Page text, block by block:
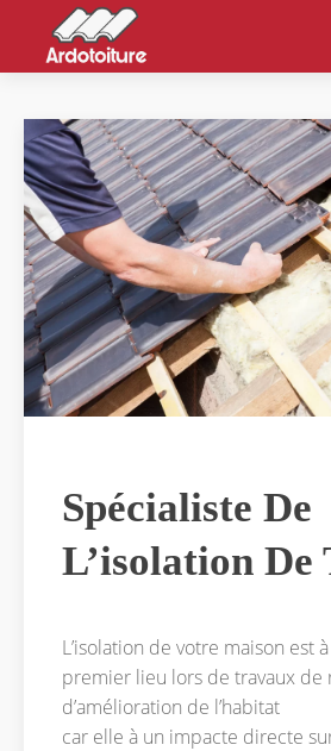
Spécialiste De
L’isolation De
L’isolation de votre maison est
premier lieu lors de travaux de
d’amélioration de l’habitat
car elle à un impacte directe